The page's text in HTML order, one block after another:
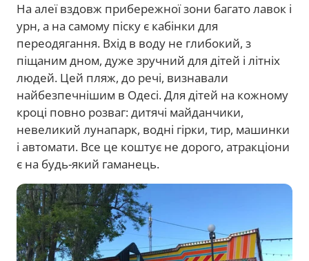
На алеї вздовж прибережної зони багато лавок і
урн, а на самому піску є кабінки для
переодягання. Вхід в воду не глибокий, з
піщаним дном, дуже зручний для дітей і літніх
людей. Цей пляж, до речі, визнавали
найбезпечнішим в Одесі. Для дітей на кожному
кроці повно розваг: дитячі майданчики,
невеликий лунапарк, водні гірки, тир, машинки
і автомати. Все це коштує не дорого, атракціони
є на будь-який гаманець.